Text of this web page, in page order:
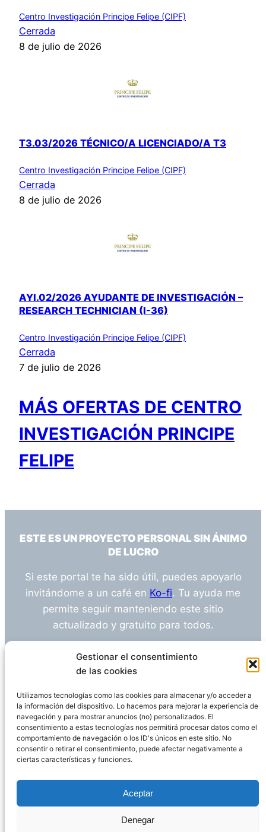
Gestionar el consentimiento
de las cookies
Utilizamos tecnologías como las cookies para almacenar y/o acceder a
la información del dispositivo. Lo hacemos para mejorar la experiencia de
navegación y para mostrar anuncios (no) personalizados. El
consentimiento a estas tecnologías nos permitirá procesar datos como el
comportamiento de navegación o los ID's únicos en este sitio. No
consentir o retirar el consentimiento, puede afectar negativamente a
ciertas características y funciones.
Aceptar
Denegar
Centro Investigación Principe Felipe (CIPF)
Cerrada
8 de julio de 2026
T3.03/2026 TÉCNICO/A LICENCIADO/A T3
Centro Investigación Principe Felipe (CIPF)
Cerrada
8 de julio de 2026
AYI.02/2026 AYUDANTE DE INVESTIGACIÓN –
RESEARCH TECHNICIAN (I-36)
Centro Investigación Principe Felipe (CIPF)
Cerrada
7 de julio de 2026
MÁS OFERTAS DE CENTRO
INVESTIGACIÓN PRINCIPE
FELIPE
ESTE ES UN PROYECTO PERSONAL SIN ÁNIMO
DE LUCRO
Si este portal te ha sido útil, puedes apoyarlo
invitándome a un café en Ko-fi. Tu ayuda me
permite seguir manteniendo este sitio
actualizado y gratuito para todos.
¿Tienes alguna duda o sugerencia? Escríbeme
info@empleosanitarioinvestigacion.es
Descargo de Responsabilidad
Declaración de Privacidad Política de cookies
WordPress